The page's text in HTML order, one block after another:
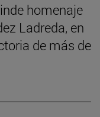
homenaje
Ladreda, en
de más de